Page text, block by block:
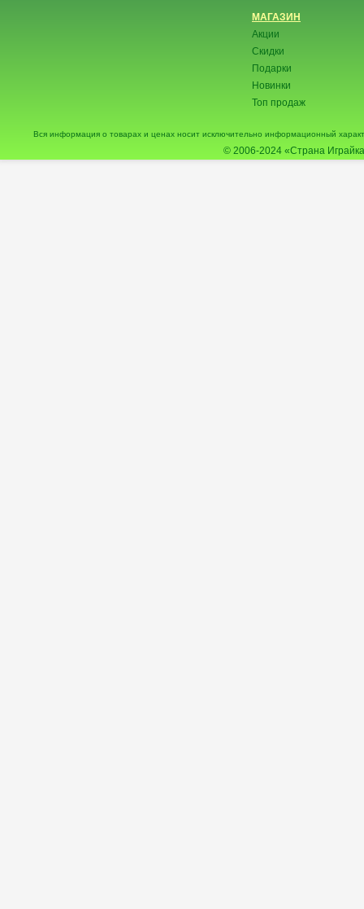
МАГАЗИН
Акции
Скидки
Подарки
Новинки
Топ продаж
Вся информация о товарах и ценах носит исключительно информационный
© 2006-2024 «Страна